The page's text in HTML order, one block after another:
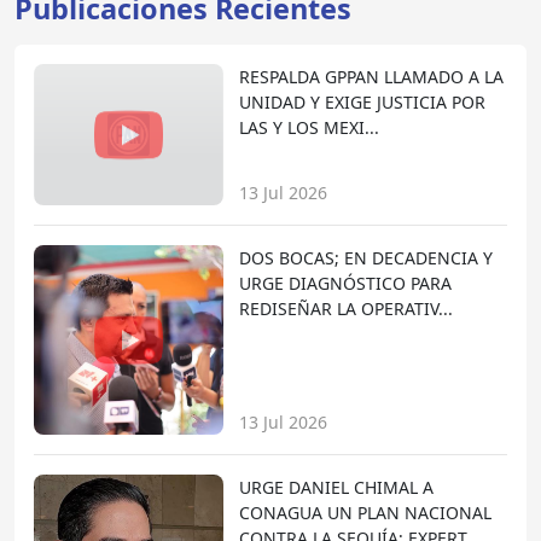
Publicaciones Recientes
RESPALDA GPPAN LLAMADO A LA
UNIDAD Y EXIGE JUSTICIA POR
LAS Y LOS MEXI...
13 Jul 2026
DOS BOCAS; EN DECADENCIA Y
URGE DIAGNÓSTICO PARA
REDISEÑAR LA OPERATIV...
13 Jul 2026
URGE DANIEL CHIMAL A
CONAGUA UN PLAN NACIONAL